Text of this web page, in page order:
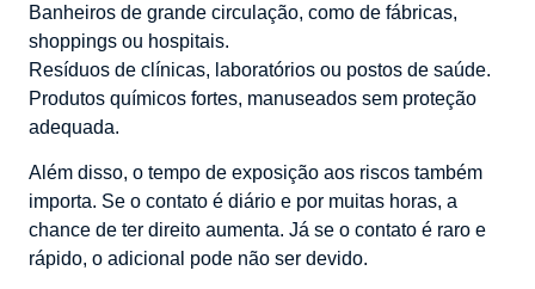
Banheiros de grande circulação, como de fábricas,
shoppings ou hospitais.
Resíduos de clínicas, laboratórios ou postos de saúde.
Produtos químicos fortes, manuseados sem proteção
adequada.
Além disso, o tempo de exposição aos riscos também
importa. Se o contato é diário e por muitas horas, a
chance de ter direito aumenta. Já se o contato é raro e
rápido, o adicional pode não ser devido.